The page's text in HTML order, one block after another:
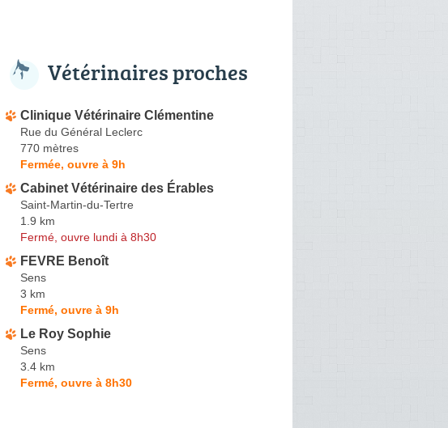
Vétérinaires proches
Clinique Vétérinaire Clémentine
Rue du Général Leclerc
770 mètres
Fermée, ouvre à 9h
Cabinet Vétérinaire des Érables
Saint-Martin-du-Tertre
1.9 km
Fermé, ouvre lundi à 8h30
FEVRE Benoît
Sens
3 km
Fermé, ouvre à 9h
Le Roy Sophie
Sens
3.4 km
Fermé, ouvre à 8h30